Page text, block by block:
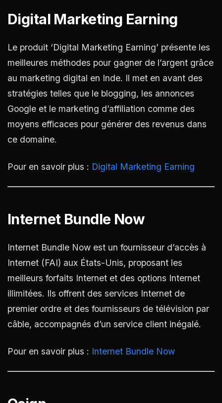
Digital Marketing Earning
Le produit ‘Digital Marketing Earning’ présente les
meilleures méthodes pour gagner de l’argent grâce
au marketing digital en Inde. Il met en avant des
stratégies telles que le blogging, les annonces
Google et le marketing d’affiliation comme des
moyens efficaces pour générer des revenus dans
ce domaine.
Pour en savoir plus : Digital Marketing Earning
Internet Bundle Now
Internet Bundle Now est un fournisseur d’accès à
Internet (FAI) aux États-Unis, proposant les
meilleurs forfaits Internet et des options Internet
illimitées. Ils offrent des services Internet de
premier ordre et des fournisseurs de télévision par
câble, accompagnés d’un service client inégalé.
Pour en savoir plus : Internet Bundle Now